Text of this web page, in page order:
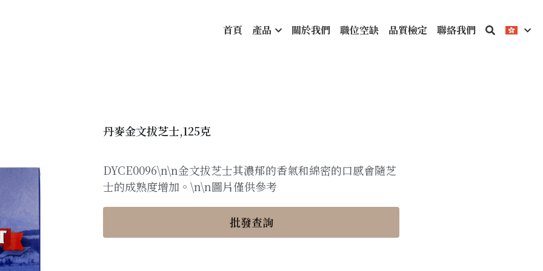
首頁 產品 關於我們 職位空缺 品質檢定 聯絡我們
丹麥金文拔芝士,125克
DYCE0096\n\n金文拔芝士其濃郁的香氣和綿密的口感會隨芝
士的成熟度增加。\n\n圖片僅供參考
批發查詢